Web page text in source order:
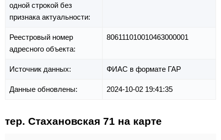
одной строкой без
признака актуальности:
Реестровый номер
адресного объекта:
806111010010463000001
Источник данных: ФИАС в формате ГАР
Данные обновлены: 2024-10-02 19:41:35
тер. Стахановская 71 на карте